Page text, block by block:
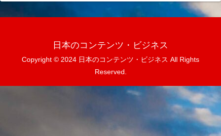
日本のコンテンツ・ビジネス
Copyright © 2024 日本のコンテンツ・ビジネス All Rights
Reserved.